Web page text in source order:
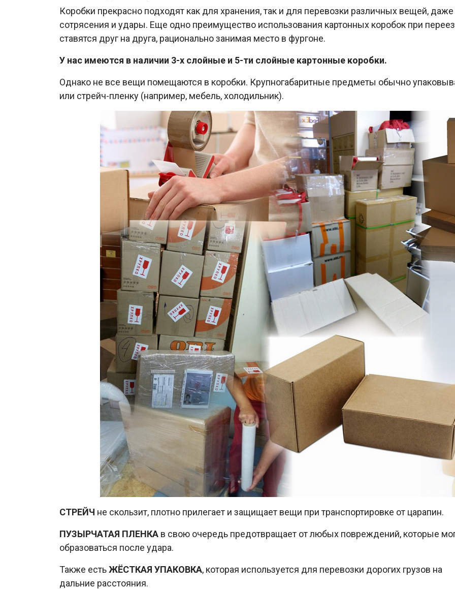
Коробки прекрасно подходят как для хранения, так и для перевозки различных вещей,
сотрясения и удары. Еще одно преимущество использования картонных коробок при
ставятся друг на друга, рационально занимая место в фургоне.
У нас имеются в наличии 3-х слойные и 5-ти слойные картонные коробки.
Однако не все вещи помещаются в коробки. Крупногабаритные предметы обычно
или стрейч-пленку (например, мебель, холодильник).
СТРЕЙЧ не скользит, плотно прилегает и защищает вещи при транспортировке от царапин.
ПУЗЫРЧАТАЯ ПЛЕНКА в свою очередь предотвращает от любых повреждений, которые
образоваться после удара.
Также естьЖЁСТКАЯ УПАКОВКА, которая используется для перевозки дорогих грузов на
дальние расстояния.